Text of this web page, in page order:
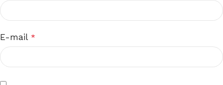
E-mail *